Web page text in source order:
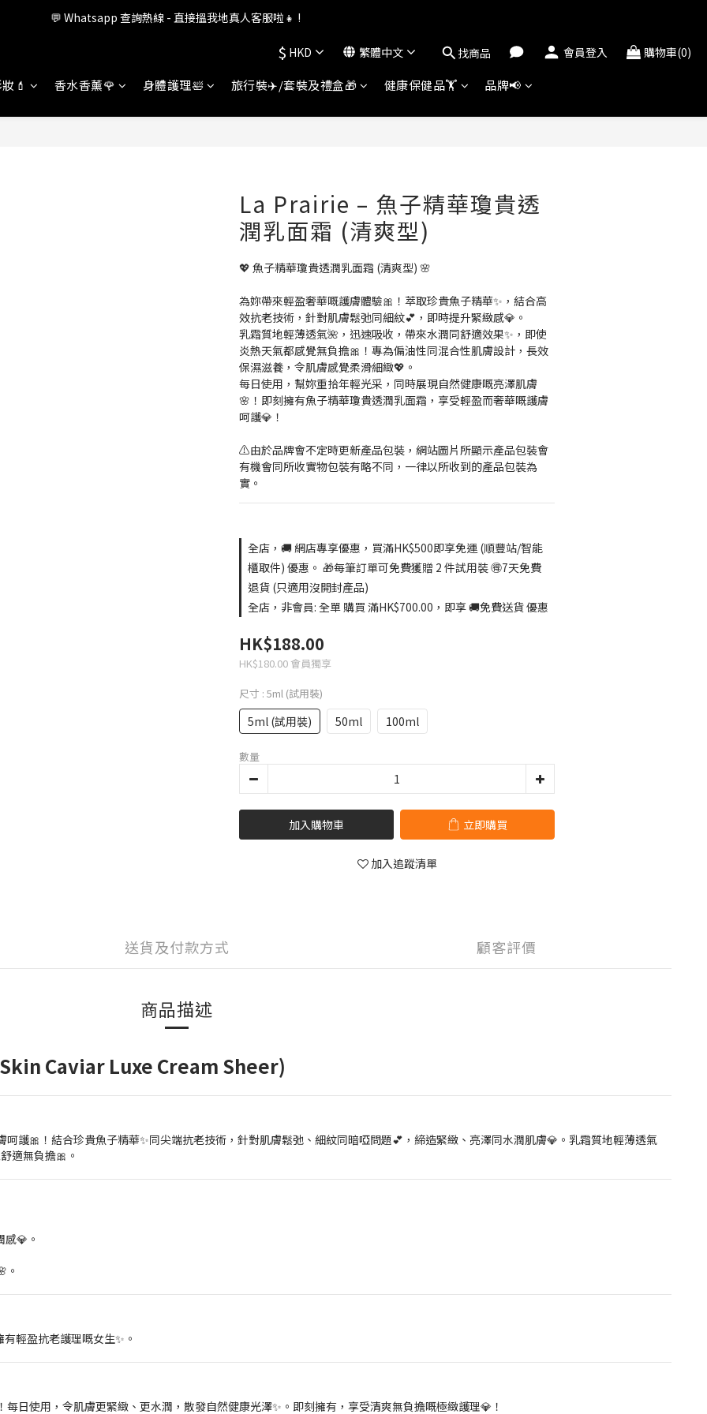
會員權益升級中✨ 新福利即將公布💝敬請期待2026!
💬 Whatsapp 查詢熱線 - 直接搵我地真人客服啦👧 !
會員權益升級中✨ 新福利即將公布💝敬請期待2026!
$ HKD 繁體中文 找商品 會員登入 購物車(0)
💄 香水香薰🌹 身體護理🛀 旅行裝✈️/套裝及禮盒🎁 健康保健品🏋️ 品牌📢
La Prairie – 魚子精華瓊貴透
潤乳面霜 (清爽型)
💖 魚子精華瓊貴透潤乳面霜 (清爽型) 🌸
為妳帶來輕盈奢華嘅護膚體驗🎀！萃取珍貴魚子精華✨，結合高
效抗老技術，針對肌膚鬆弛同細紋💕，即時提升緊緻感💎。
乳霜質地輕薄透氣🌺，迅速吸收，帶來水潤同舒適效果✨，即使
炎熱天氣都感覺無負擔🎀！專為偏油性同混合性肌膚設計，長效
保濕滋養，令肌膚感覺柔滑細緻💖。
每日使用，幫妳重拾年輕光采，同時展現自然健康嘅亮澤肌膚
🌸！即刻擁有魚子精華瓊貴透潤乳面霜，享受輕盈而奢華嘅護膚
呵護💎！
⚠️由於品牌會不定時更新產品包裝，網站圖片所顯示產品包裝會
有機會同所收實物包裝有略不同，一律以所收到的產品包裝為
實。
全店，🚚 網店專享優惠，買滿HK$500即享免運 (順豐站/智能
櫃取件) 優惠。 🎁每筆訂單可免費獲贈 2 件試用裝 🉐7天免費
退貨 (只適用沒開封產品)
全店，非會員: 全單 購買 滿HK$700.00，即享 🚚免費送貨 優惠
HK$188.00
HK$180.00 會員獨享
尺寸 : 5ml (試用裝)
5ml (試用裝) 50ml 100ml
數量
加入購物車 立即購買
加入追蹤清單
送貨及付款方式 顧客評價
商品描述
Caviar Luxe Cream Sheer)
護🎀！結合珍貴魚子精華✨同尖端抗老技術，針對肌膚鬆弛、細紋同暗啞問題💕，締造緊緻、亮澤同水潤肌膚💎。乳霜質地輕薄透氣
適無負擔🎀。
💎。
。
輕盈抗老護理嘅女生✨。
日使用，令肌膚更緊緻、更水潤，散發自然健康光澤✨。即刻擁有，享受清爽無負擔嘅極緻護理💎！